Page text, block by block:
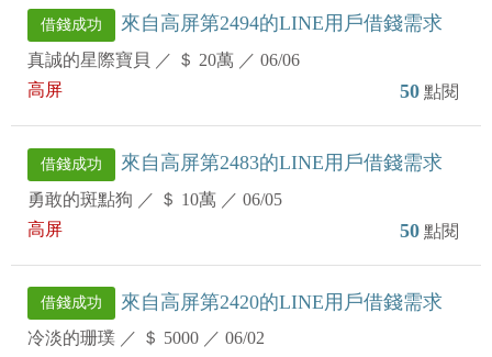
借錢成功 來自高屏第2494的LINE用戶借錢需求
真誠的星際寶貝 ／ ＄ 20萬 ／ 06/06
高屏
50 點閱
借錢成功 來自高屏第2483的LINE用戶借錢需求
勇敢的斑點狗 ／ ＄ 10萬 ／ 06/05
高屏
50 點閱
借錢成功 來自高屏第2420的LINE用戶借錢需求
冷淡的珊璞 ／ ＄ 5000 ／ 06/02